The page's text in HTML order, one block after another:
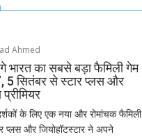
Ahmed
भारत का सबसे बड़ा फैमिली गेम
5 सितंबर से स्टार प्लस और
प्रीमियर
के लिए एक नया और रोमांचक फैमिली
प्लस और जियोहॉटस्टार ने अपने